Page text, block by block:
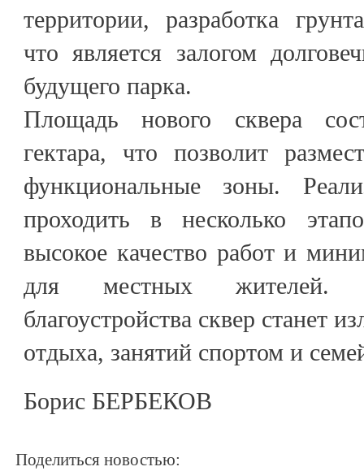
территории, разработка
что является залогом
будущего парка.
Площадь нового сквера
гектара, что позволит
функциональные зоны.
проходить в несколько
высокое качество работ и
для местных жителей.
благоустройства сквер станет
отдыха, занятий спортом и
Борис БЕРБЕКОВ
Поделиться новостью: